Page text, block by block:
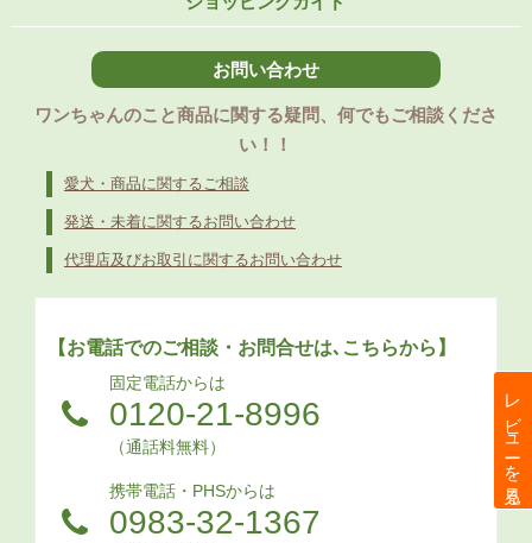
レビューを見る
お問い合わせ
ワンちゃんのこと商品に関する疑問、何でもご相談くださ
い！！
愛犬・商品に関するご相談
発送・未着に関するお問い合わせ
代理店及びお取引に関するお問い合わせ
【お電話でのご相談・お問合せは､こちらから】
固定電話からは
0120-21-8996
（通話料無料）
携帯電話・PHSからは
0983-32-1367